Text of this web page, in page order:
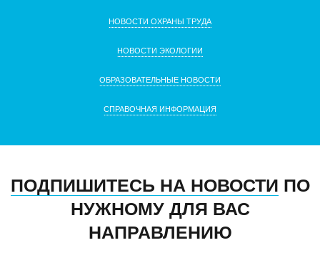
НОВОСТИ ОХРАНЫ ТРУДА
НОВОСТИ ЭКОЛОГИИ
ОБРАЗОВАТЕЛЬНЫЕ НОВОСТИ
СПРАВОЧНАЯ ИНФОРМАЦИЯ
ПОДПИШИТЕСЬ НА НОВОСТИ ПО
НУЖНОМУ ДЛЯ ВАС
НАПРАВЛЕНИЮ